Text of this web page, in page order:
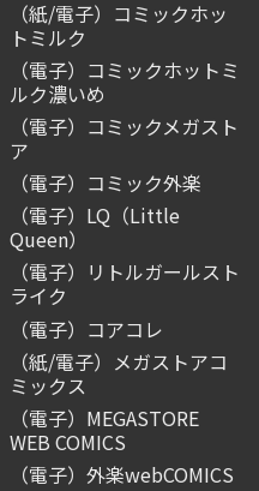
（紙/電子）コミックホッ
トミルク
（電子）コミックホットミ
ルク濃いめ
（電子）コミックメガスト
ア
（電子）コミック外楽
（電子）LQ（Little
Queen）
（電子）リトルガールスト
ライク
（電子）コアコレ
（紙/電子）メガストアコ
ミックス
（電子）MEGASTORE
WEB COMICS
（電子）外楽webCOMICS